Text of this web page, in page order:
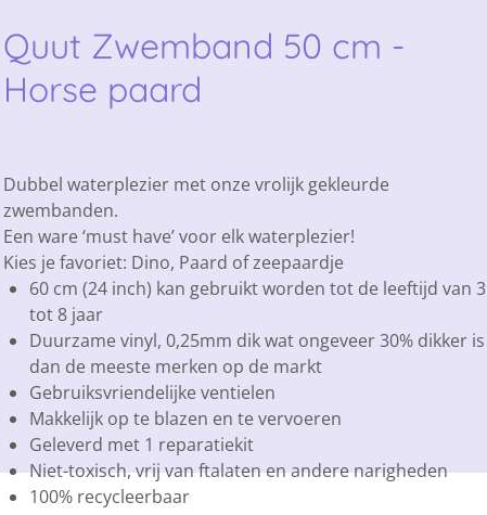
Quut Zwemband 50 cm -
Horse paard
Dubbel waterplezier met onze vrolijk gekleurde
zwembanden.
Een ware ‘must have’ voor elk waterplezier!
Kies je favoriet: Dino, Paard of zeepaardje
60 cm (24 inch) kan gebruikt worden tot de leeftijd van 3
tot 8 jaar
Duurzame vinyl, 0,25mm dik wat ongeveer 30% dikker is
dan de meeste merken op de markt
Gebruiksvriendelijke ventielen
Makkelijk op te blazen en te vervoeren
Geleverd met 1 reparatiekit
Niet-toxisch, vrij van ftalaten en andere narigheden
100% recycleerbaar